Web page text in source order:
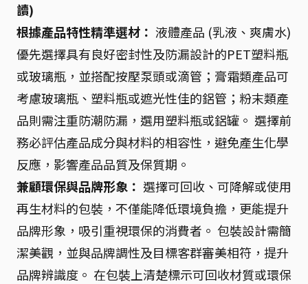
讀)
根據產品特性精準選材： 液體產品 (乳液、爽膚水)
優先選擇具有良好密封性及防漏設計的PET塑料瓶
或玻璃瓶，並搭配按壓泵頭或滴管；膏霜類產品可
考慮玻璃瓶、塑料瓶或遮光性佳的鋁管；粉末類產
品則需注重防潮防漏，選用塑料瓶或鋁罐。 選擇前
務必評估產品成分與材料的相容性，避免產生化學
反應，影響產品品質及保質期。
兼顧環保與品牌形象： 選擇可回收、可降解或使用
再生材料的包裝，不僅能降低環境負擔，更能提升
品牌形象，吸引重視環保的消費者。 包裝設計需簡
潔美觀，並與品牌調性及目標客群審美相符，提升
品牌辨識度。 在包裝上清楚標示可回收材質或環保